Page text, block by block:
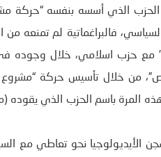
الحزب الذي أسسه بنفسه
فالبراغماتية لم
مع حزب اسلامي، خلال وجوده
من خلال تأسيس حركة
الأيديولوجيا نحو تعاطي مع